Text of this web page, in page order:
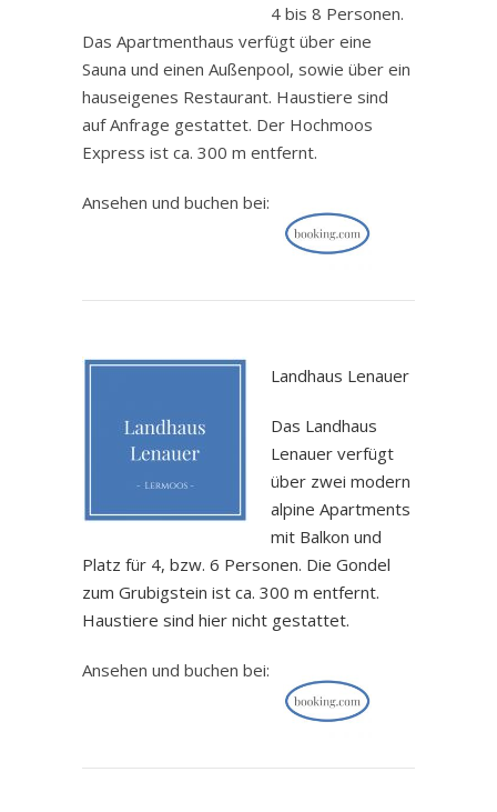
4 bis 8 Personen.
Das Apartmenthaus verfügt über eine
Sauna und einen Außenpool, sowie über ein
hauseigenes Restaurant. Haustiere sind
auf Anfrage gestattet. Der Hochmoos
Express ist ca. 300 m entfernt.
Ansehen und buchen bei:
Landhaus Lenauer
Das Landhaus
Lenauer verfügt
über zwei modern
alpine Apartments
mit Balkon und
Platz für 4, bzw. 6 Personen. Die Gondel
zum Grubigstein ist ca. 300 m entfernt.
Haustiere sind hier nicht gestattet.
Ansehen und buchen bei: